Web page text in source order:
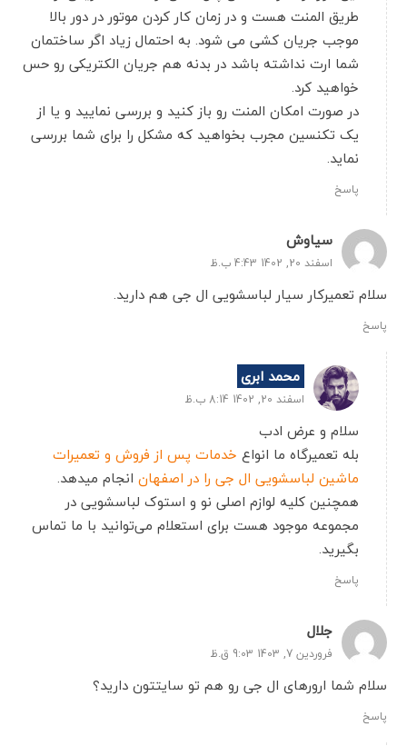
طریق المنت هست و در زمان کار کردن موتور در دور بالا
موجب جریان کشی می شود. به احتمال زیاد اگر ساختمان
شما ارت نداشته باشد در بدنه هم جریان الکتریکی رو حس
خواهید کرد.
در صورت امکان المنت رو باز کنید و بررسی نمایید و یا از
یک تکنسین مجرب بخواهید که مشکل را برای شما بررسی
نماید.
پاسخ
سیاوش
اسفند 20, 1402 4:43 ب.ظ
سلام تعمیرکار سیار لباسشویی ال جی هم دارید.
پاسخ
محمد ابری
اسفند 20, 1402 8:14 ب.ظ
سلام و عرض ادب
بله تعمیرگاه ما انواع خدمات پس از فروش و تعمیرات
ماشین لباسشویی ال جی را در اصفهان انجام میدهد.
همچنین کلیه لوازم اصلی نو و استوک لباسشویی در
مجموعه موجود هست برای استعلام می‌توانید با ما تماس
بگیرید.
پاسخ
جلال
فروردین 7, 1403 9:03 ق.ظ
سلام شما ارورهای ال جی رو هم تو سایتتون دارید؟
پاسخ